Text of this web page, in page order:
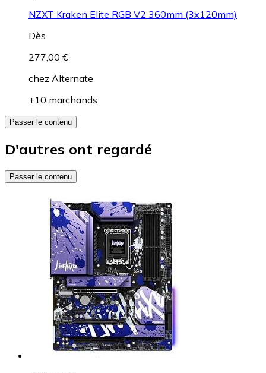
NZXT Kraken Elite RGB V2 360mm (3x120mm)
Dès
277,00 €
chez Alternate
+10 marchands
Passer le contenu
D'autres ont regardé
Passer le contenu